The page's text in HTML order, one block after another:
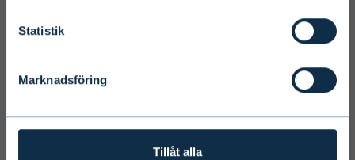
Statistik
Marknadsföring
Tillåt alla
We ask you to take into account the
services to states outside of the EEA or
to citizens of these states may be
license. Users of the website are
personally responsible for any national